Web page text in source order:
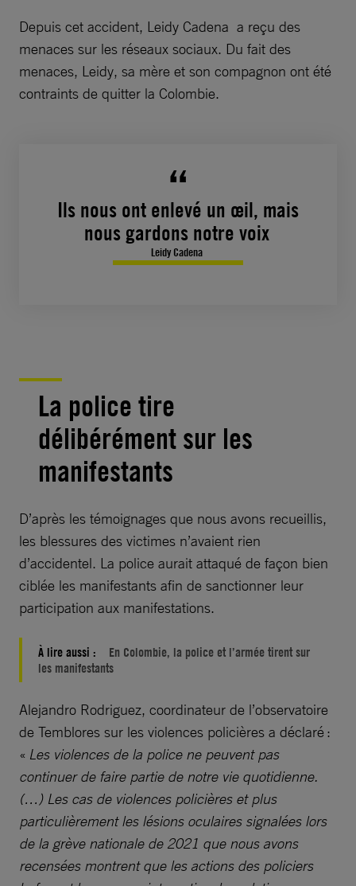
Depuis cet accident, Leidy Cadena a reçu des
menaces sur les réseaux sociaux. Du fait des
menaces, Leidy, sa mère et son compagnon ont été
contraints de quitter la Colombie.
Ils nous ont enlevé un œil, mais
nous gardons notre voix
Leidy Cadena
La police tire
délibérément sur les
manifestants
D’après les témoignages que nous avons recueillis,
les blessures des victimes n’avaient rien
d’accidentel. La police aurait attaqué de façon bien
ciblée les manifestants afin de sanctionner leur
participation aux manifestations.
À lire aussi :
En Colombie, la police et l’armée tirent sur
les manifestants
Alejandro Rodriguez, coordinateur de l’observatoire
de Temblores sur les violences policières a déclaré :
« Les violences de la police ne peuvent pas
continuer de faire partie de notre vie quotidienne.
(…) Les cas de violences policières et plus
particulièrement les lésions oculaires signalées lors
de la grève nationale de 2021 que nous avons
recensées montrent que les actions des policiers